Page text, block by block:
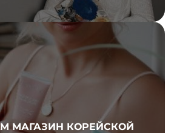
МАГАЗИН КОРЕЙСКОЙ